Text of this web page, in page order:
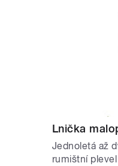
Lnička
Jednoletá až
rumištní